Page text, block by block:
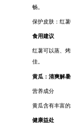
畅。
保护皮肤：红
食用建议
红薯可以蒸、
佳。
黄瓜：清爽解
营养成分
黄瓜含有丰富
健康益处